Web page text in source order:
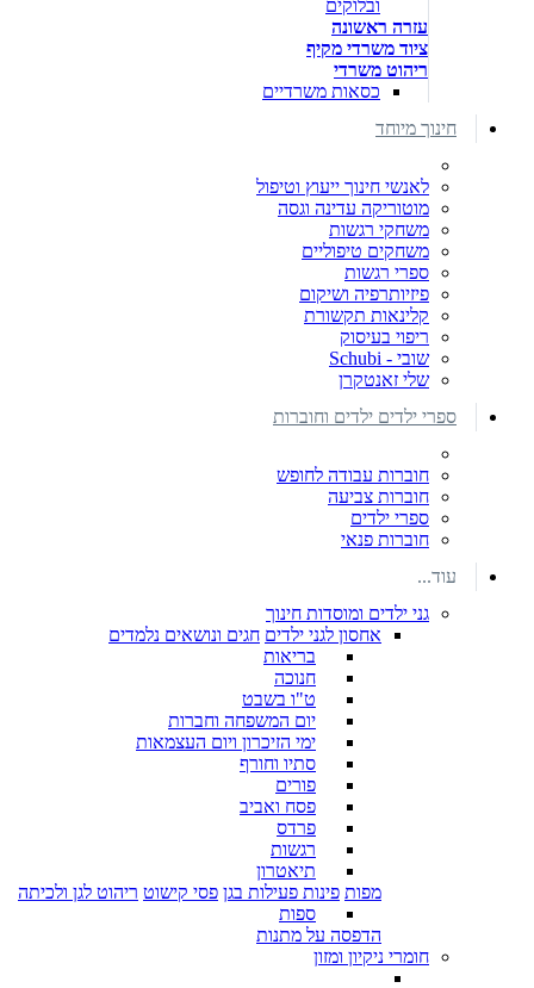
ובלוקים
עזרה ראשונה
ציוד משרדי מקיף
ריהוט משרדי
כסאות משרדיים
חינוך מיוחד
לאנשי חינוך ייעוץ וטיפול
מוטוריקה עדינה וגסה
משחקי רגשות
משחקים טיפוליים
ספרי רגשות
פיזיותרפיה ושיקום
קלינאות תקשורת
ריפוי בעיסוק
שובי - Schubi
שלי זאנטקרן
ספרי ילדים ילדים וחוברות
חוברות עבודה לחופש
חוברות צביעה
ספרי ילדים
חוברות פנאי
עוד...
גני ילדים ומוסדות חינוך
אחסון לגני ילדים חגים ונושאים נלמדים
בריאות
חנוכה
ט"ו בשבט
יום המשפחה וחברות
ימי הזיכרון ויום העצמאות
סתיו וחורף
פורים
פסח ואביב
פרדס
רגשות
תיאטרון
מפות פינות פעילות בגן פסי קישוט ריהוט לגן ולכיתה
ספות
הדפסה על מתנות
חומרי ניקיון ומזון